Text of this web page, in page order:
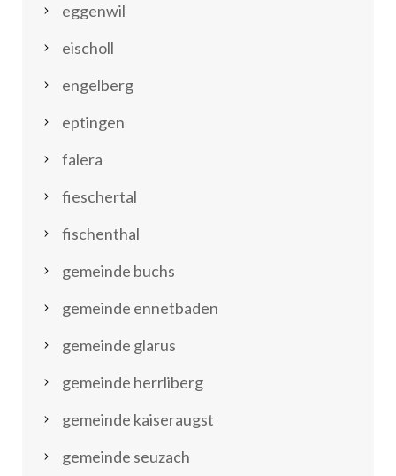
eggenwil
eischoll
engelberg
eptingen
falera
fieschertal
fischenthal
gemeinde buchs
gemeinde ennetbaden
gemeinde glarus
gemeinde herrliberg
gemeinde kaiseraugst
gemeinde seuzach